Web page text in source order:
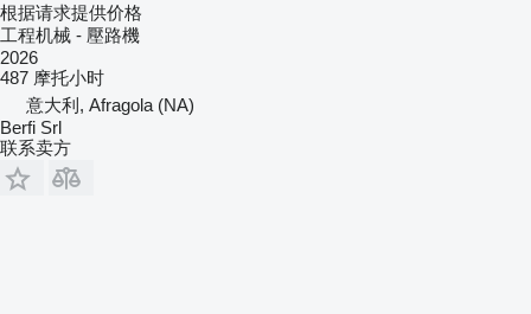
根据请求提供价格
工程机械 - 壓路機
2026
487 摩托小时
意大利, Afragola (NA)
Berfi Srl
联系卖方